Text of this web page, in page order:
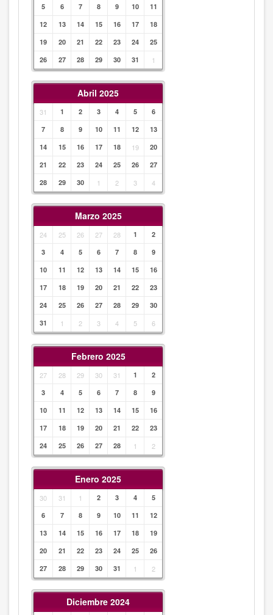
5 6 7 8 9 10
11
12
13 14 15 16 17
18
19
20 21 22 23 24
25
26
27 28 29 30 31 1
Abril 2025
31 1 2 3 4 5
6
7
8 9 10 11 12
13
14
15 16 17 18 19
20
21
22 23 24 25 26
27
28
29 30 1 2 3 4
Marzo 2025
24 25 26 27 28 1
2
3
4 5 6 7 8
9
10
11 12 13 14 15
16
17
18 19 20 21 22
23
24
25 26 27 28 29
30
31
1 2 3 4 5 6
Febrero 2025
27 28 29 30 31 1
2
3
4 5 6 7 8
9
10
11 12 13 14 15
16
17
18 19 20 21 22
23
24
25 26 27 28 1 2
Enero 2025
30 31 1 2 3 4
5
6
7 8 9 10 11
12
13
14 15 16 17 18
19
20
21 22 23 24 25
26
27
28 29 30 31 1 2
Diciembre 2024